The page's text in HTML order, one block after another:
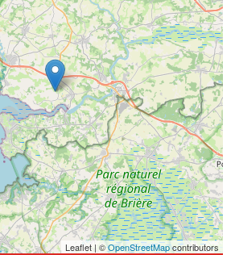
Leaflet | ©OpenStreetMapcontributors